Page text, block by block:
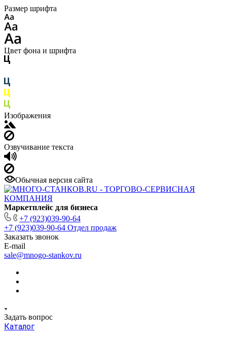
Размер шрифта
Цвет фона и шрифта
Изображения
Озвучивание текста
Обычная версия сайта
Маркетплейс для бизнеса
+7 (923)039-90-64
+7 (923)039-90-64 Отдел продаж
Заказать звонок
E-mail
sale@mnogo-stankov.ru
Задать вопрос
Каталог